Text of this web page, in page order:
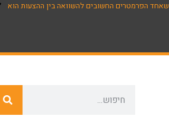
הפרמטרים החשובים להשוואה בין ההצעות הוא